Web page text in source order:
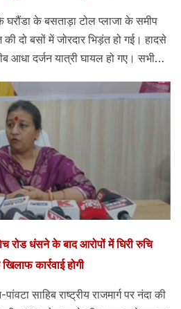
के बसताड़ा टोल प्लाजा के समीप
दो बसों में जोरदार भिड़ंत हो गई। हादसे
आधा दर्जन यात्री घायल हो गए। सभी
गया है।
धंसने के बाद आरोपों में घिरी रुचि
कार्रवाई होगी
साहिब राष्ट्रीय राजमार्ग पर नंदा की